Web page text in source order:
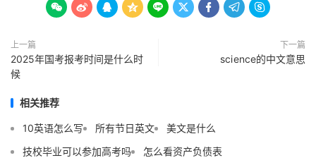
        
上一篇
2025年国考报考时间是什么时
候
下一篇
scⅰence的中文意思
相关推荐
10英语怎么写 所有节日英文
美文是什么
技校毕业可以参加高考吗
怎么看资产负债表